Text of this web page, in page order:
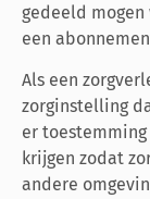
gedeeld
een
Als een
zorginstelling
er toestemming
krijgen zodat
andere